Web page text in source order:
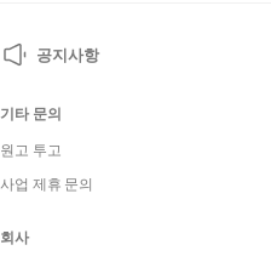
공지사항
기타 문의
원고 투고
사업 제휴 문의
회사